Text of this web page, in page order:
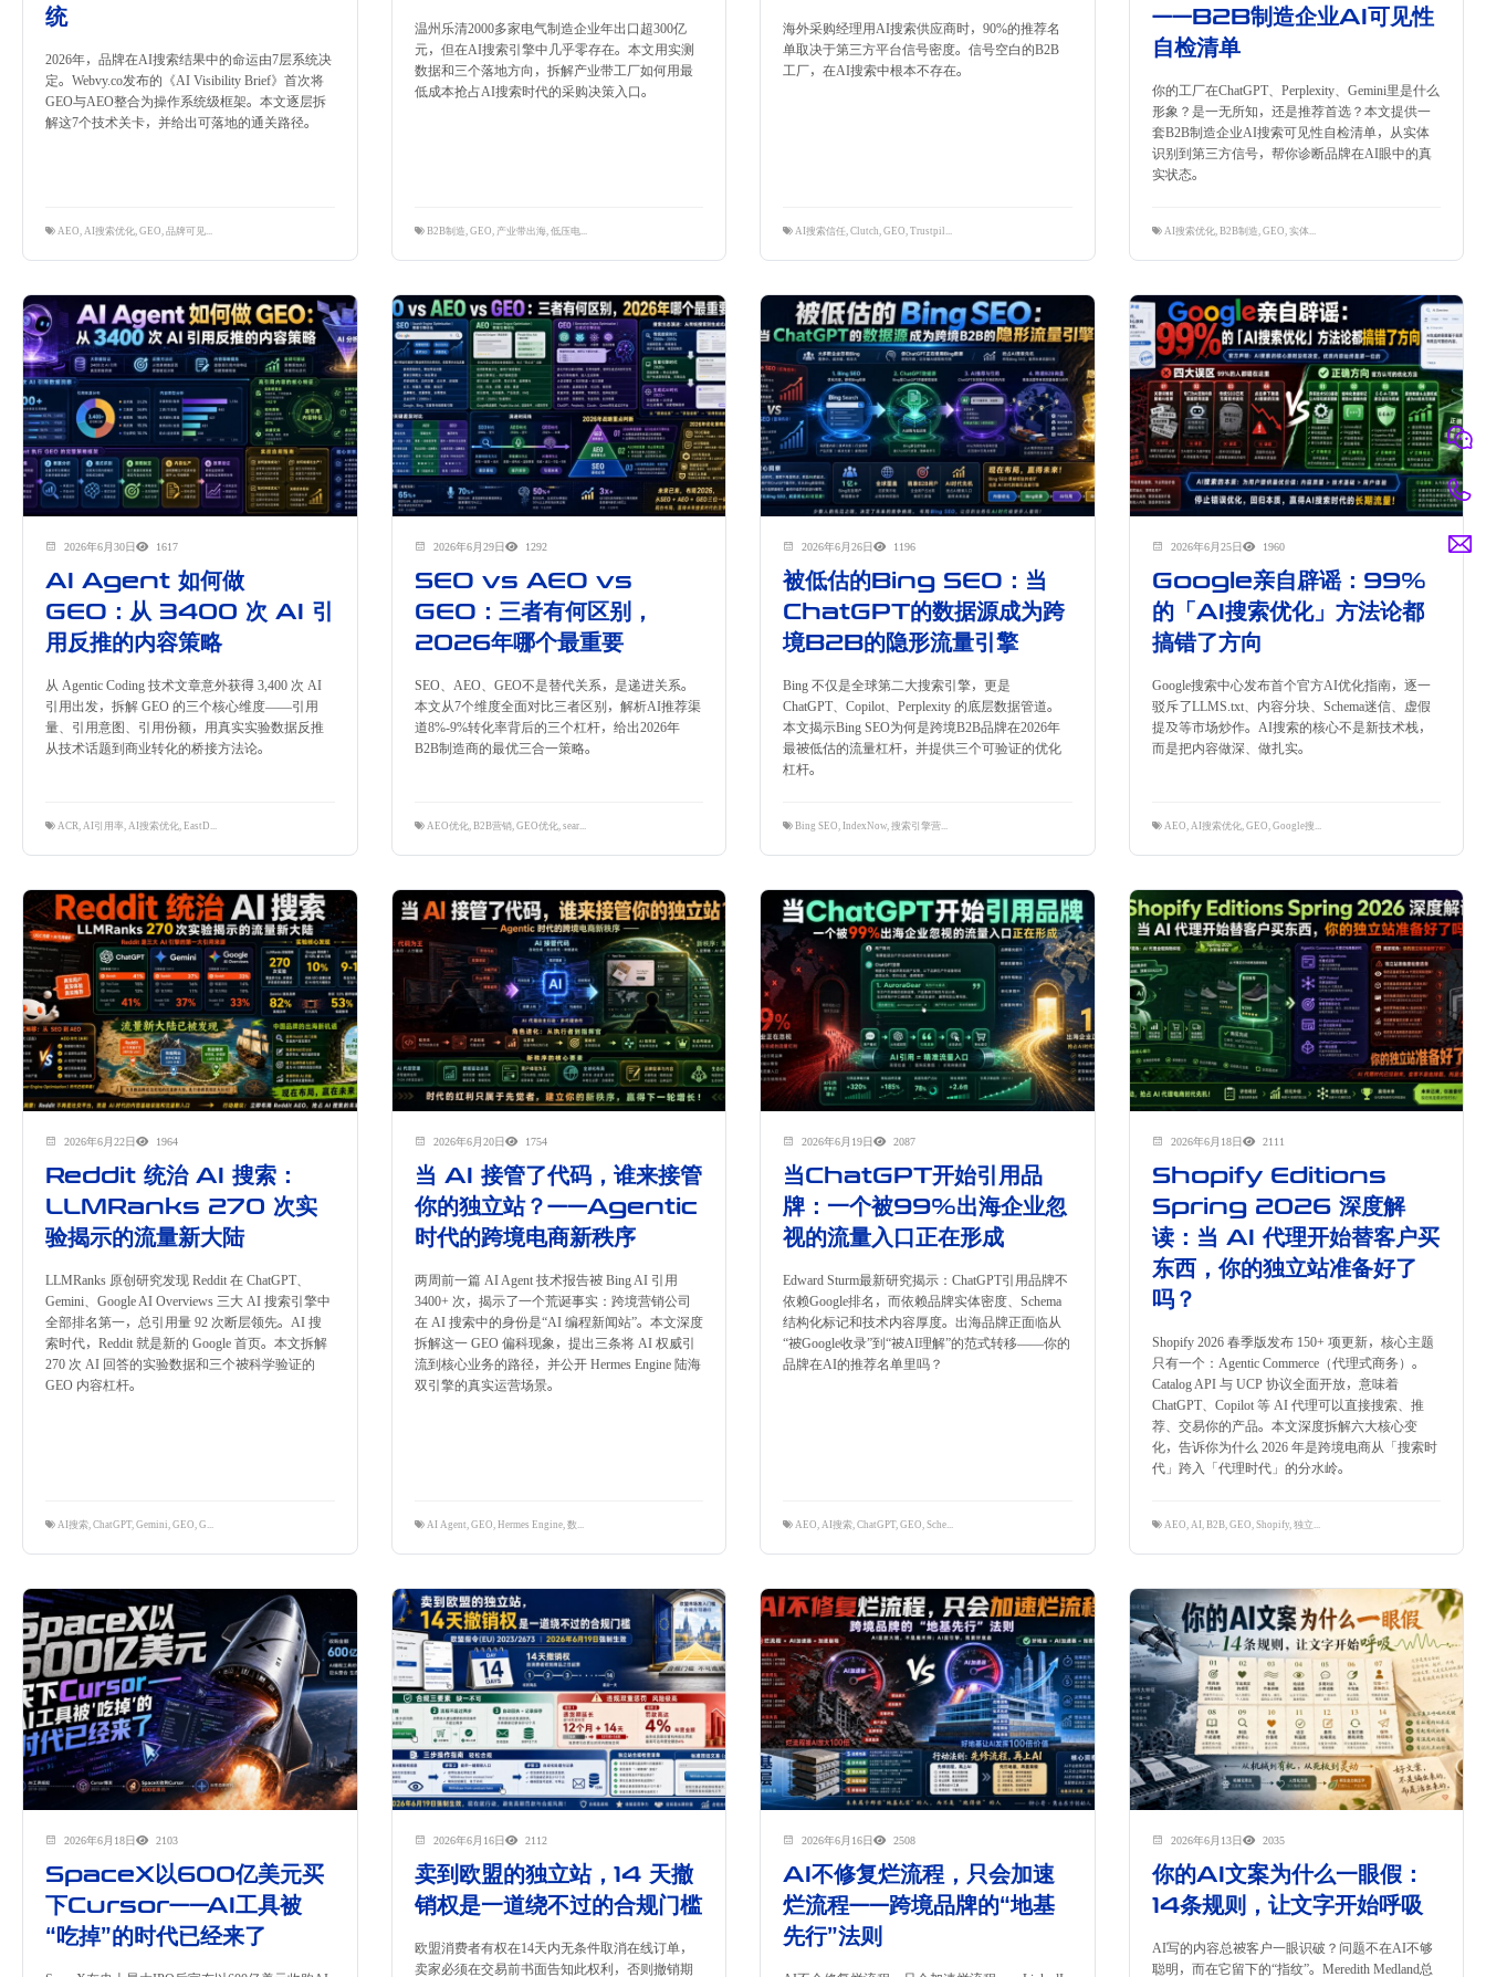
统
2026年，品牌在AI搜索结果中的命运由7层系统决
定。Webvy.co发布的《AI Visibility Brief》首次将
GEO与AEO整合为操作系统级框架。本文逐层拆
解这7个技术关卡，并给出可落地的通关路径。
AEO AI搜索优化 GEO 品牌可见性
温州乐清2000多家电气制造企业年出口超300亿
元，但在AI搜索引擎中几乎零存在。本文用实测
数据和三个落地方向，拆解产业带工厂如何用最
低成本抢占AI搜索时代的采购决策入口。
B2B制造 GEO 产业带出海, 低压电器
海外采购经理用AI搜索供应商时，90%的推荐名
单取决于第三方平台信号密度。信号空白的B2B
工厂，在AI搜索中根本不存在。
AI搜索信任 Clutch GEO Trustpilot
——B2B制造企业AI可见性
自检清单
你的工厂在ChatGPT、Perplexity、Gemini里是什么
形象？是一无所知，还是推荐首选？本文提供一
套B2B制造企业AI搜索可见性自检清单，从实体
识别到第三方信号，帮你诊断品牌在AI眼中的真
实状态。
AI搜索优化 B2B制造 GEO 实体识别
2026年6月30日 1617
AI Agent 如何做
GEO：从 3400 次 AI 引
用反推的内容策略
从 Agentic Coding 技术文章意外获得 3,400 次 AI
引用出发，拆解 GEO 的三个核心维度——引用
量、引用意图、引用份额，用真实实验数据反推
从技术话题到商业转化的桥接方法论。
ACR AI引用率 AI搜索优化 EastDigi ,隽永东方
2026年6月29日 1292
SEO vs AEO vs
GEO：三者有何区别，
2026年哪个最重要
SEO、AEO、GEO不是替代关系，是递进关系。
本文从7个维度全面对比三者区别，解析AI推荐渠
道8%-9%转化率背后的三个杠杆，给出2026年
B2B制造商的最优三合一策略。
AEO优化 B2B营销 GEO优化 search engine optimization
2026年6月26日 1196
被低估的Bing SEO：当
ChatGPT的数据源成为跨
境B2B的隐形流量引擎
Bing 不仅是全球第二大搜索引擎，更是
ChatGPT、Copilot、Perplexity 的底层数据管道。
本文揭示Bing SEO为何是跨境B2B品牌在2026年
最被低估的流量杠杆，并提供三个可验证的优化
杠杆。
Bing SEO IndexNow 搜索引擎营销
2026年6月25日 1960
Google亲自辟谣：99%
的「AI搜索优化」方法论都
搞错了方向
Google搜索中心发布首个官方AI优化指南，逐一
驳斥了LLMS.txt、内容分块、Schema迷信、虚假
提及等市场炒作。AI搜索的核心不是新技术栈，
而是把内容做深、做扎实。
AEO AI搜索优化 GEO Google搜索
2026年6月22日 1964
Reddit 统治 AI 搜索：
LLMRanks 270 次实
验揭示的流量新大陆
LLMRanks 原创研究发现 Reddit 在 ChatGPT、
Gemini、Google AI Overviews 三大 AI 搜索引擎中
全部排名第一，总引用量 92 次断层领先。AI 搜
索时代，Reddit 就是新的 Google 首页。本文拆解
270 次 AI 回答的实验数据和三个被科学验证的
GEO 内容杠杆。
AI搜索 ChatGPT , Gemini GEO Google AI Overviews 跨境营销
2026年6月20日 1754
当 AI 接管了代码，谁来接管
你的独立站？——Agentic
时代的跨境电商新秩序
两周前一篇 AI Agent 技术报告被 Bing AI 引用
3400+ 次，揭示了一个荒诞事实：跨境营销公司
在 AI 搜索中的身份是“AI 编程新闻站”。本文深度
拆解这一 GEO 偏科现象，提出三条将 AI 权威引
流到核心业务的路径，并公开 Hermes Engine 陆海
双引擎的真实运营场景。
AI Agent GEO Hermes Engine, 数字营销
2026年6月19日 2087
当ChatGPT开始引用品
牌：一个被99%出海企业忽
视的流量入口正在形成
Edward Sturm最新研究揭示：ChatGPT引用品牌不
依赖Google排名，而依赖品牌实体密度、Schema
结构化标记和技术内容厚度。出海品牌正面临从
“被Google收录”到“被AI理解”的范式转移——你的
品牌在AI的推荐名单里吗？
AEO AI搜索 ChatGPT , GEO Schema标记
2026年6月18日 2111
Shopify Editions
Spring 2026 深度解
读：当 AI 代理开始替客户买
东西，你的独立站准备好了
吗？
Shopify 2026 春季版发布 150+ 项更新，核心主题
只有一个：Agentic Commerce（代理式商务）。
Catalog API 与 UCP 协议全面开放，意味着
ChatGPT、Copilot 等 AI 代理可以直接搜索、推
荐、交易你的产品。本文深度拆解六大核心变
化，告诉你为什么 2026 年是跨境电商从「搜索时
代」跨入「代理时代」的分水岭。
AEO AI B2B, GEO Shopify, 独立站
2026年6月18日 2103
SpaceX以600亿美元买
下Cursor——AI工具被
“吃掉”的时代已经来了
2026年6月16日 2112
卖到欧盟的独立站，14 天撤
销权是一道绕不过的合规门槛
欧盟消费者有权在14天内无条件取消在线订单，
卖家必须在交易前书面告知此权利，否则撤销期
2026年6月16日 2508
AI不修复烂流程，只会加速
烂流程——跨境品牌的“地基
先行”法则
2026年6月13日 2035
你的AI文案为什么一眼假：
14条规则，让文字开始呼吸
AI写的内容总被客户一眼识破？问题不在AI不够
聪明，而在它留下的“指纹”。Meredith Medland总